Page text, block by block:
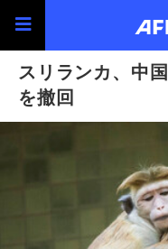
スリランカ、中
を撤回